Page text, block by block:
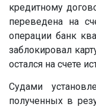
кредитному
переведена на
операции банк
заблокировал
остался на счете
Судами
полученных в